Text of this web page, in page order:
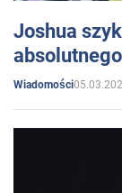
Joshua
absolutnego
Wiadomości